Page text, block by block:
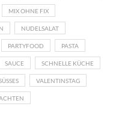
MIX OHNE FIX
NUDELSALAT
PARTYFOOD PASTA
SAUCE SCHNELLE KÜCHE
VALENTINSTAG